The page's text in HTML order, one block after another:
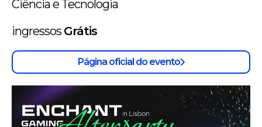
Ciência e Tecnologia
ingressos Grátis
Página oficial do evento